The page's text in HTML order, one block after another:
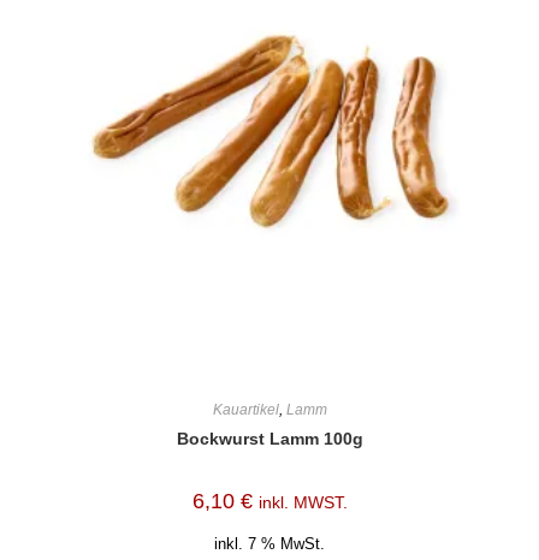
Kauartikel, Lamm
Bockwurst Lamm 100g
6,10 € inkl. MWST.
inkl. 7 % MwSt.